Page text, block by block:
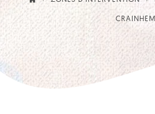
NOUS
APPELER
RÉSERVER
CRAINHEM